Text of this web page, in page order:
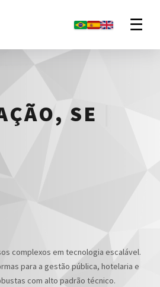
☰
|
complexos em tecnologia escalável.
para a gestão pública, hotelaria e
com alto padrão técnico.